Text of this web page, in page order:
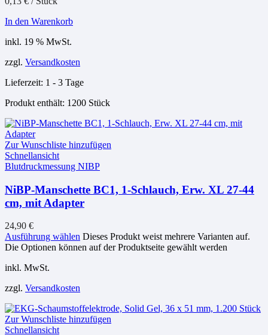
In den Warenkorb
inkl. 19 % MwSt.
zzgl. Versandkosten
Lieferzeit: 1 - 3 Tage
Produkt enthält: 1200 Stück
Zur Wunschliste hinzufügen
Schnellansicht
Blutdruckmessung NIBP
NiBP-Manschette BC1, 1-Schlauch, Erw. XL 27-44
cm, mit Adapter
24,90 €
Ausführung wählen Dieses Produkt weist mehrere Varianten auf.
Die Optionen können auf der Produktseite gewählt werden
inkl. MwSt.
zzgl. Versandkosten
Zur Wunschliste hinzufügen
Schnellansicht